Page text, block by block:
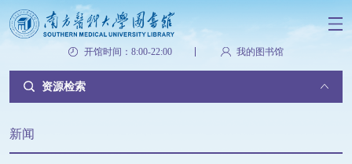
开馆时间：8:00-22:00 我的图书馆
资源检索
新闻